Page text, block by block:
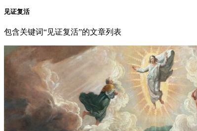
见证复活
包含关键词“见证复活”的文章列表